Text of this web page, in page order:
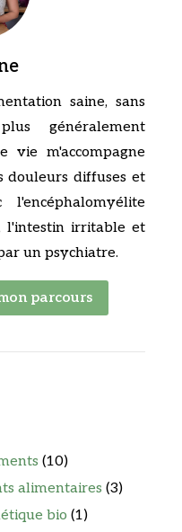
saine, sans
généralement
vie m'accompagne
douleurs diffuses et
l'intestin irritable et
un psychiatre.
parcours
(10)
alimentaires (3)
bio (1)